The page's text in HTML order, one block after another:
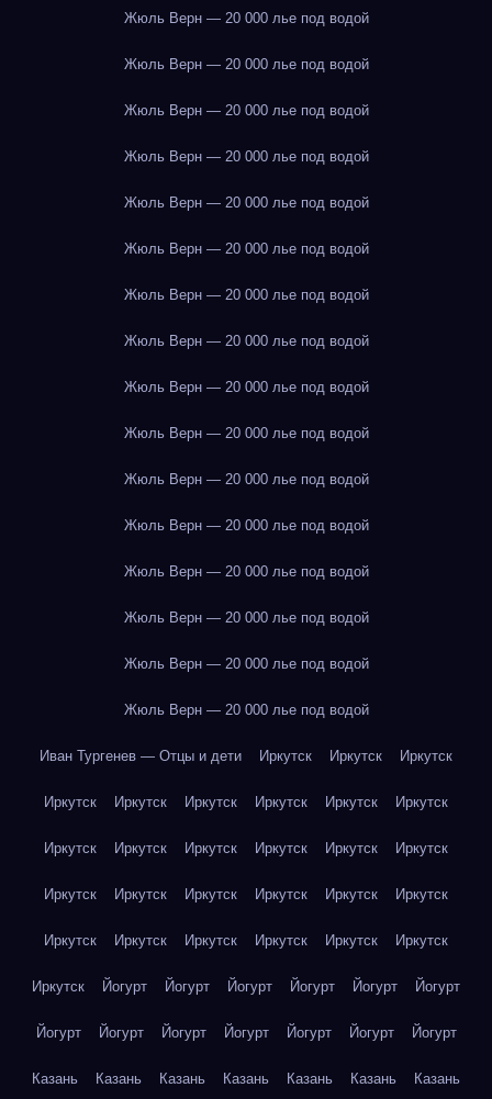
Жюль Верн — 20 000 лье под водой
Жюль Верн — 20 000 лье под водой
Жюль Верн — 20 000 лье под водой
Жюль Верн — 20 000 лье под водой
Жюль Верн — 20 000 лье под водой
Жюль Верн — 20 000 лье под водой
Жюль Верн — 20 000 лье под водой
Жюль Верн — 20 000 лье под водой
Жюль Верн — 20 000 лье под водой
Жюль Верн — 20 000 лье под водой
Жюль Верн — 20 000 лье под водой
Жюль Верн — 20 000 лье под водой
Жюль Верн — 20 000 лье под водой
Жюль Верн — 20 000 лье под водой
Жюль Верн — 20 000 лье под водой
Жюль Верн — 20 000 лье под водой
Иван Тургенев — Отцы и дети Иркутск Иркутск Иркутск
Иркутск Иркутск Иркутск Иркутск Иркутск Иркутск
Иркутск Иркутск Иркутск Иркутск Иркутск Иркутск
Иркутск Иркутск Иркутск Иркутск Иркутск Иркутск
Иркутск Иркутск Иркутск Иркутск Иркутск Иркутск
Иркутск Йогурт Йогурт Йогурт Йогурт Йогурт Йогурт
Йогурт Йогурт Йогурт Йогурт Йогурт Йогурт Йогурт
Казань Казань Казань Казань Казань Казань Казань